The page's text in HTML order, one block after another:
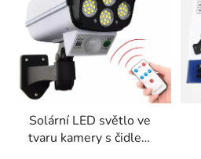
Solární LED světlo ve
tvaru kamery s čidlem